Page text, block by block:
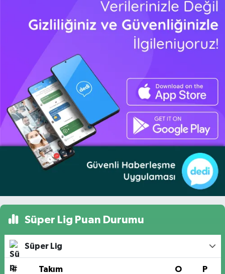
Süper Lig Puan Durumu
Süper Lig
# Takım O P